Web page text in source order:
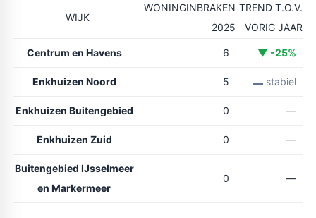
WIJK
WONINGINBRAKEN
2025
TREND T.O.V.
VORIG JAAR
Centrum en Havens 6 ▼ -25%
Enkhuizen Noord 5 ▬ stabiel
Enkhuizen Buitengebied 0 —
Enkhuizen Zuid 0 —
Buitengebied IJsselmeer
en Markermeer
0 —